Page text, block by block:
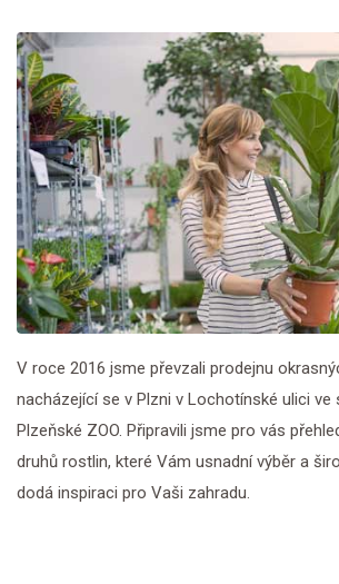
V roce 2016 jsme převzali prodejnu
nacházející se v Plzni v Lochotínské ulici ve
Plzeňské ZOO. Připravili jsme pro vás
druhů rostlin, které Vám usnadní výběr a
dodá inspiraci pro Vaši zahradu.